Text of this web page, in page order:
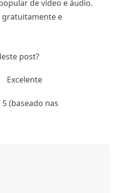
de vídeo e áudio.
gratuitamente e
post?
Excelente
(baseado nas